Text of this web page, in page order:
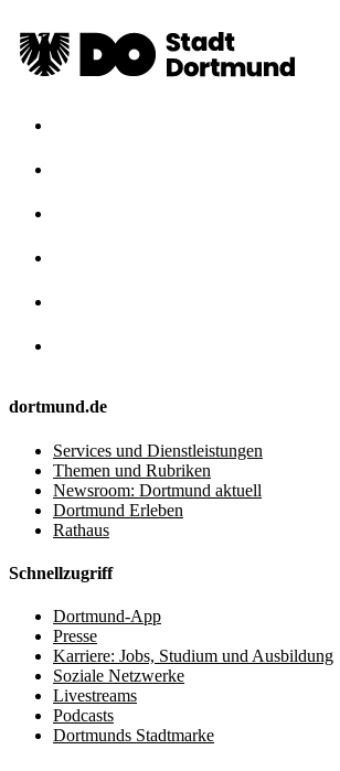
dortmund.de
Services und Dienstleistungen
Themen und Rubriken
Newsroom: Dortmund aktuell
Dortmund Erleben
Rathaus
Schnellzugriff
Dortmund-App
Presse
Karriere: Jobs, Studium und Ausbildung
Soziale Netzwerke
Livestreams
Podcasts
Dortmunds Stadtmarke